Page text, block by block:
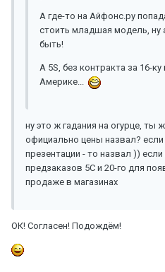
А где-то на Айфонс.ру
стоить младшая модель, ну
быть!
А 5S, без контракта за 16-
Америке...
ну это ж гадания на огурце, ты
официально цены назвал?
презентации - то назвал ))
предзаказов 5C и 20-го для
продаже в магазинах
ОК! Согласен! Подождём!